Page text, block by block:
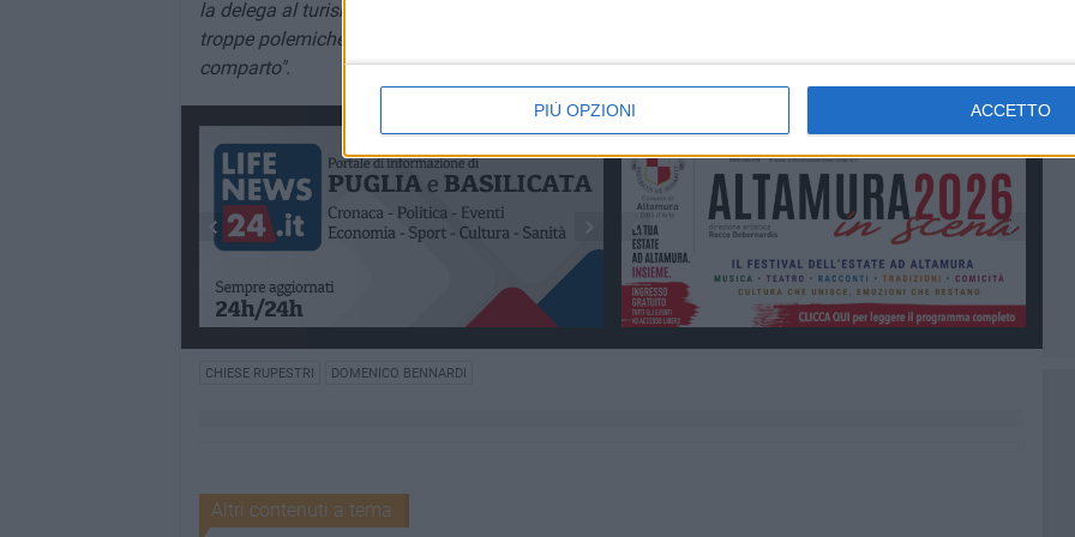
PIÙ OPZIONI ACCETTO
la delega al turismo mi preoccupa che quel potenziale attrattore diventi, dopo le tante, forse
troppe polemiche, un'occasione di sviluppo, di lavoro e di intrattenimento turistico per l'intero
comparto".
CHIESE RUPESTRI DOMENICO BENNARDI
Altri contenuti a tema